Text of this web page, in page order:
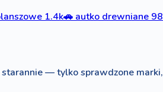
1.4k🚗 autko drewniane
— tylko sprawdzone